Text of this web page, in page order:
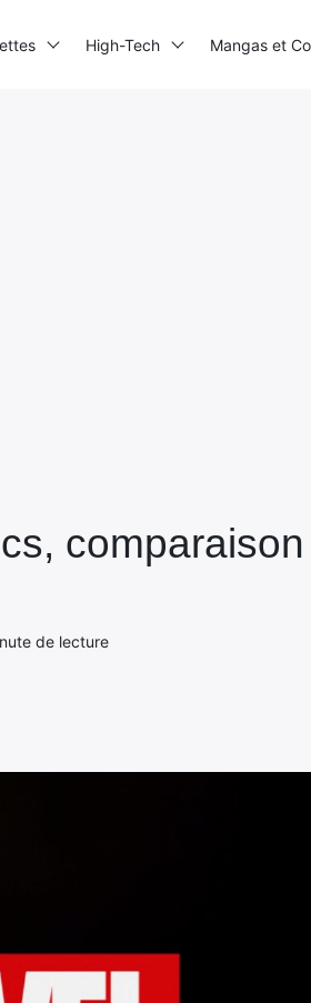
de lecture
High-Tech Mangas et